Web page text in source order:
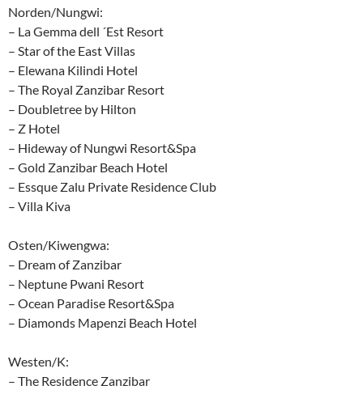
Norden/Nungwi:
– La Gemma dell ´Est Resort
– Star of the East Villas
– Elewana Kilindi Hotel
– The Royal Zanzibar Resort
– Doubletree by Hilton
– Z Hotel
– Hideway of Nungwi Resort&Spa
– Gold Zanzibar Beach Hotel
– Essque Zalu Private Residence Club
– Villa Kiva
Osten/Kiwengwa:
– Dream of Zanzibar
– Neptune Pwani Resort
– Ocean Paradise Resort&Spa
– Diamonds Mapenzi Beach Hotel
Westen/K:
– The Residence Zanzibar